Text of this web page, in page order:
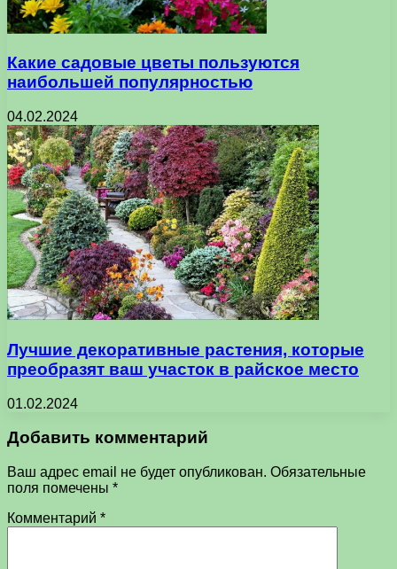
Какие садовые цветы пользуются
наибольшей популярностью
04.02.2024
Лучшие декоративные растения, которые
преобразят ваш участок в райское место
01.02.2024
Добавить комментарий
Ваш адрес email не будет опубликован. Обязательные
поля помечены *
Комментарий *